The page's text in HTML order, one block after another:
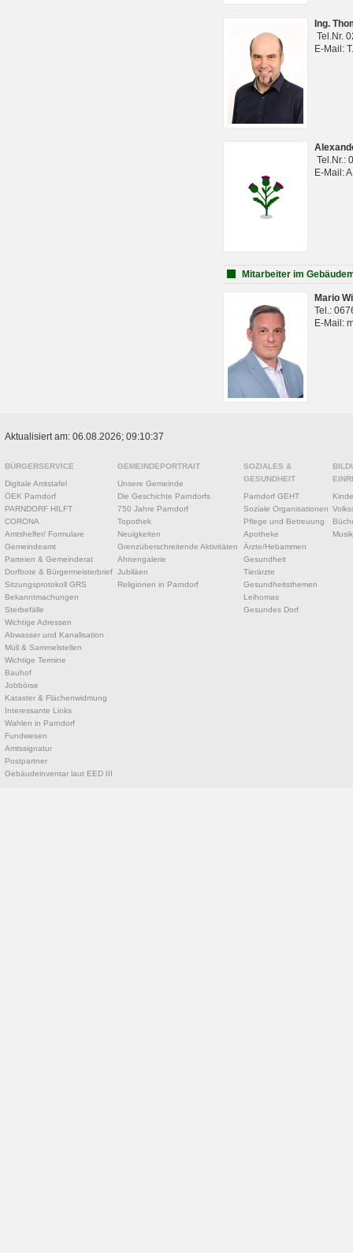
Ing.
Tel.Nr.
E-Mail:
Tel.Nr.:
E-Mail:
Mitarbeiter im
Mario
Tel.:
E-Mail:
Aktualisiert am: 06.08.2026; 09:10:37
BÜRGERSERVICE
Digitale Amtstafel
ÖEK Parndorf
PARNDORF HILFT
CORONA
Amtshelfer/ Formulare
Gemeindeamt
Parteien & Gemeinderat
Dorfbote & Bürgermeisterbrief
Sitzungsprotokoll GRS
Bekanntmachungen
Sterbefälle
Wichtige Adressen
Abwasser und Kanalisation
Müll & Sammelstellen
Wichtige Termine
Bauhof
Jobbörse
Kataster & Flächenwidmung
Interessante Links
Wahlen in Parndorf
Fundwesen
Amtssignatur
Postpartner
Gebäudeinventar laut EED III
GEMEINDEPORTRAIT
Unsere Gemeinde
Die Geschichte Parndorfs
750 Jahre Parndorf
Topothek
Neuigkeiten
Grenzüberschreitende Aktivitäten
Ahnengalerie
Jubiläen
Religionen in Parndorf
SOZIALES &
GESUNDHEIT
Parndorf GEHT
Soziale Organisationen
Pflege und Betreuung
Apotheke
Ärzte/Hebammen
Gesundheit
Tierärzte
Gesundheitsthemen
Leihomas
Gesundes Dorf